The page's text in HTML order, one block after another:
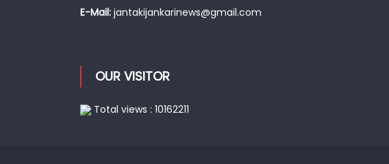
E-Mail: jantakijankarinews@gmail.com
OUR VISITOR
Total views : 10162211